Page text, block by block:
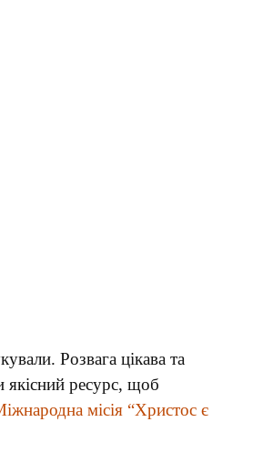
Розвага цікава та
якісний ресурс, щоб
місія “Христос є